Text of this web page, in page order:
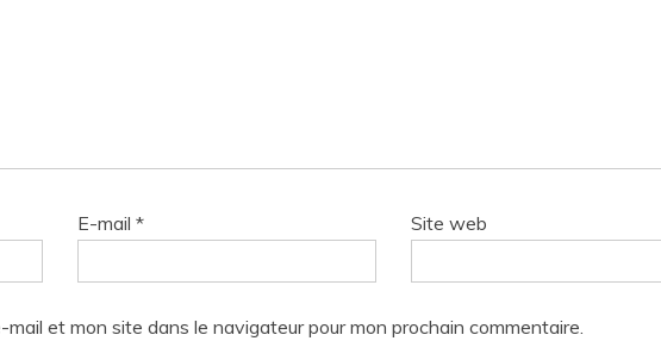
E-mail * Site web
mail et mon site dans le navigateur pour mon prochain commentaire.